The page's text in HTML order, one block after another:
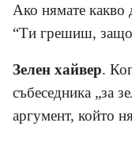
Ако нямате какво
“Ти грешиш,
Зелен хайвер.
събеседника „за
аргумент, който